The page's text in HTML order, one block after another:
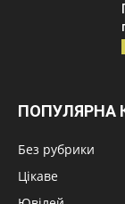
ПОПУЛЯРНА
Без рубрики
Цікаве